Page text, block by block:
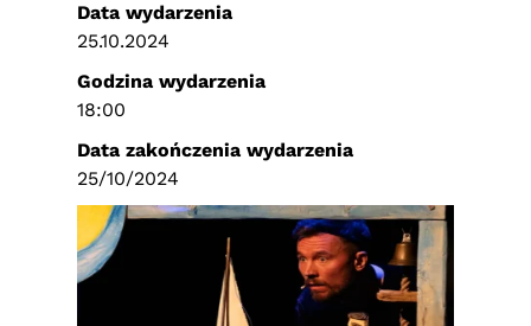
Data wydarzenia
25.10.2024
Godzina wydarzenia
18:00
Data zakończenia wydarzenia
25/10/2024